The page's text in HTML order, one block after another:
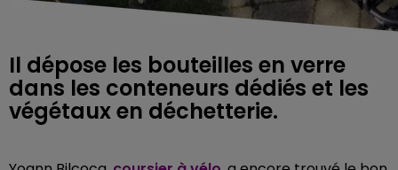
Il dépose les bouteilles en verre
dans les conteneurs dédiés et les
végétaux en déchetterie.